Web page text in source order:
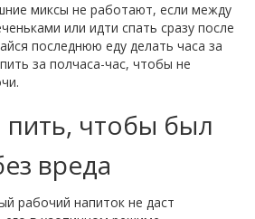
миксы не работают, если между
или идти спать сразу после
последнюю еду делать часа за
за полчаса-час, чтобы не
пить, чтобы был
вреда
рабочий напиток не даст